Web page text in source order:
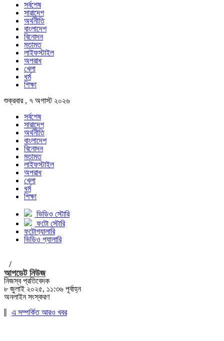
সর্বশেষ
সারাদেশ
অর্থনীতি
বাংলাদেশ
বিনোদন
মতামত
লাইফস্টাইল
অপরাধ
খেলা
ধর্ম
শিক্ষা
শুক্রবার , ৭ অগাস্ট ২০২৬
সর্বশেষ
সারাদেশ
অর্থনীতি
বাংলাদেশ
বিনোদন
মতামত
লাইফস্টাইল
অপরাধ
খেলা
ধর্ম
শিক্ষা
ভিডিও স্টোরি
ফটো স্টোরি
ফটোগ্যালারি
ভিডিও গ্যালারি
/
আপডেট নিউজ
নিজস্ব প্রতিবেদক
৮ জুলাই ২০২৫, ১১:৩৬ পূর্বাহ্ন
অনলাইন সংস্করণ
এ সম্পর্কিত আরও খবর